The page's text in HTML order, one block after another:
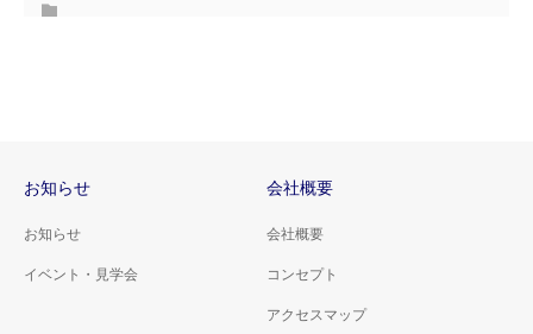
お知らせ
お知らせ
イベント・見学会
会社概要
会社概要
コンセプト
アクセスマップ